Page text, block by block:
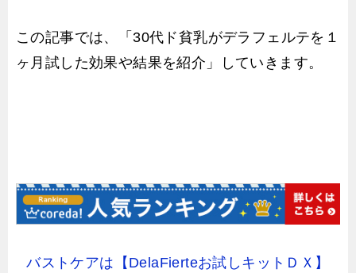
この記事では、「30代ド貧乳がデラフェルテを１
ヶ月試した効果や結果を紹介」していきます。
バストケアは【DelaFierteお試しキットＤＸ】